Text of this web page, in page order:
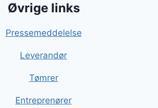
Øvrige links
Pressemeddelelse
Leverandør
Tømrer
Entreprenører